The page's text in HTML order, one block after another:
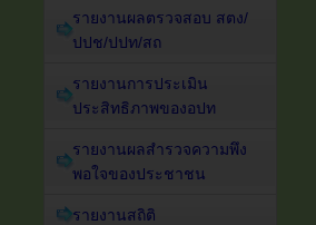
รายงานผลตรวจสอบ สตง/
ปปช/ปปท/สถ
รายงานการประเมิน
ประสิทธิภาพของอปท
รายงานผลสำรวจความพึง
พอใจของประชาชน
รายงานสถิติ